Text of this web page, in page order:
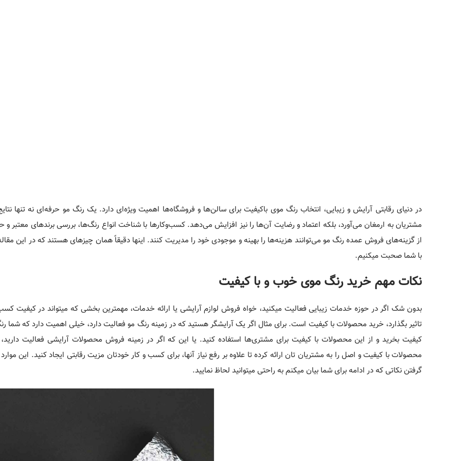
در دنیای رقابتی آرایش و زیبایی، انتخاب رنگ موی باکیفیت برای سالن‌ها و فروشگاه‌ها اهمیت ویژه‌ای دارد. یک رنگ مو حرفه‌ای نه تنها
مشتریان به ارمغان می‌آورد، بلکه اعتماد و رضایت آن‌ها را نیز افزایش می‌دهد. کسب‌وکارها با شناخت انواع رنگ‌ها، بررسی برندهای معتبر و
از گزینه‌های فروش عمده رنگ مو می‌توانند هزینه‌ها را بهینه و موجودی خود را مدیریت کنند. اینها دقیقاً همان چیزهای هستند که در این مقاله
با شما صحبت میکنیم.
نکات مهم خرید رنگ موی خوب و با کیفیت
بدون شک اگر در حوزه خدمات زیبایی فعالیت میکنید، خواه فروش لوازم آرایشی یا ارائه خدمات، مهمترین بخشی که میتواند در کیفیت
تاثیر بگذارد، خرید محصولات با کیفیت است. برای مثال اگر یک آرایشگر هستید که در زمینه رنگ مو فعالیت دارد، خیلی اهمیت دارد که شما
کیفیت بخرید و از این محصولات با کیفیت برای مشتری‌ها استفاده کنید. یا این که اگر در زمینه فروش محصولات آرایشی فعالیت دارید،
محصولات با کیفیت و اصل را به مشتریان تان ارائه کرده تا علاوه بر رفع نیاز آنها، برای کسب و کار خودتان مزیت رقابتی ایجاد کنید. این موارد
گرفتن نکاتی که در ادامه برای شما بیان میکنم به راحتی میتوانید لحاظ نمایید.